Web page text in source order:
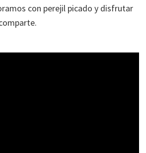
con perejil picado y disfrutar